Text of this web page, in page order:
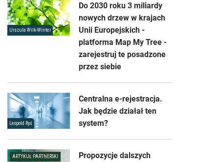
Urszula Wilk-Winter
Do 2030 roku 3 miliardy
nowych drzew w krajach
Unii Europejskich -
platforma Map My Tree -
zarejestruj te posadzone
przez siebie
Leopold Ryś
Centralna e-rejestracja.
Jak będzie działał ten
system?
ARTYKUŁ PARTNERSKI
Propozycje dalszych